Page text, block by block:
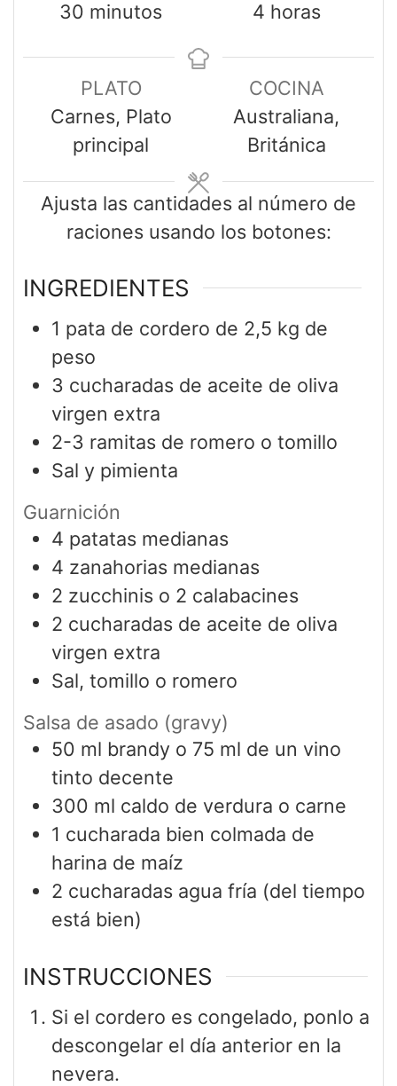
30 minutos 4 horas
PLATO
Carnes, Plato
principal
COCINA
Australiana,
Británica
Ajusta las cantidades al número de
raciones usando los botones:
INGREDIENTES
1 pata de cordero de 2,5 kg de
peso
3 cucharadas de aceite de oliva
virgen extra
2-3 ramitas de romero o tomillo
Sal y pimienta
Guarnición
4 patatas medianas
4 zanahorias medianas
2 zucchinis o 2 calabacines
2 cucharadas de aceite de oliva
virgen extra
Sal, tomillo o romero
Salsa de asado (gravy)
50 ml brandy o 75 ml de un vino
tinto decente
300 ml caldo de verdura o carne
1 cucharada bien colmada de
harina de maíz
2 cucharadas agua fría (del tiempo
está bien)
INSTRUCCIONES
Si el cordero es congelado, ponlo a
descongelar el día anterior en la
nevera.